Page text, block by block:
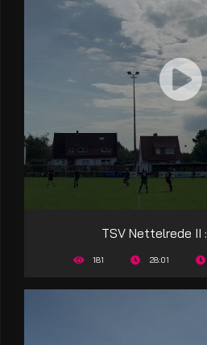
TSV Nettelrede II :
181 28:01